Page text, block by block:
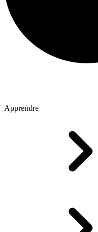
Apprendre